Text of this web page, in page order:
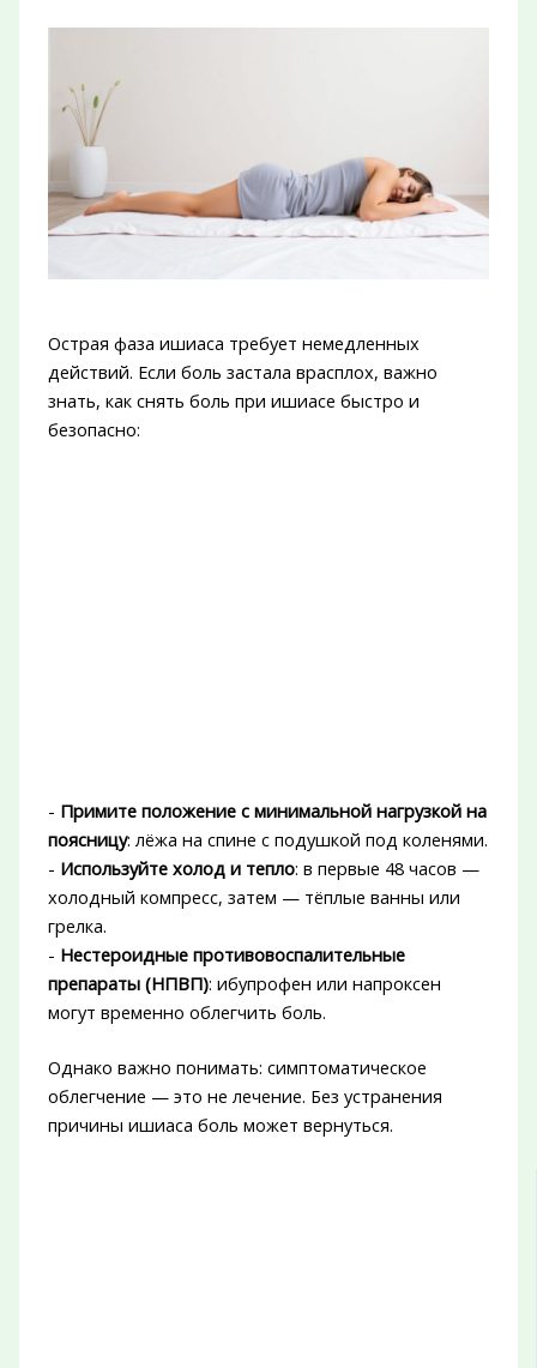
Острая фаза ишиаса требует немедленных
действий. Если боль застала врасплох, важно
знать, как снять боль при ишиасе быстро и
безопасно:
- Примите положение с минимальной нагрузкой на
поясницу: лёжа на спине с подушкой под коленями.
- Используйте холод и тепло: в первые 48 часов —
холодный компресс, затем — тёплые ванны или
грелка.
- Нестероидные противовоспалительные
препараты (НПВП): ибупрофен или напроксен
могут временно облегчить боль.
Однако важно понимать: симптоматическое
облегчение — это не лечение. Без устранения
причины ишиаса боль может вернуться.